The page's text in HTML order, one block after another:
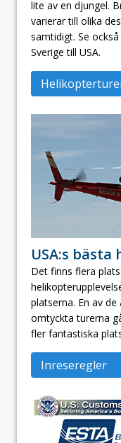
lite av en djungel.
varierar till olika
samtidigt. Se
Sverige till USA.
USA:s
Det finns flera
platserna. En av
omtyckta turerna
fler fantastiska
Inreseregler